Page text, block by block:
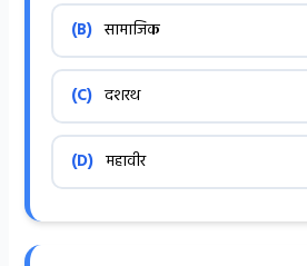
(B) सामाजिक
(C) दशरथ
(D) महावीर